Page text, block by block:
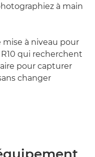
à main
à niveau pour
qui recherchent
pour capturer
changer